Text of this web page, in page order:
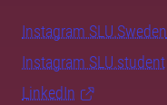
Instagram SLU.Sweden
Instagram SLU.student
LinkedIn